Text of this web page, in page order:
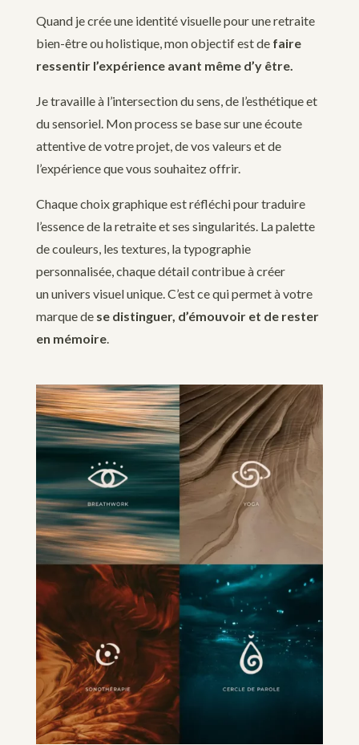
Quand je crée une identité visuelle pour une retraite
bien-être ou holistique, mon objectif est de faire
ressentir l’expérience avant même d’y être.
Je travaille à l’intersection du sens, de l’esthétique et
du sensoriel. Mon process se base sur une écoute
attentive de votre projet, de vos valeurs et de
l’expérience que vous souhaitez offrir.
Chaque choix graphique est réfléchi pour traduire
l’essence de la retraite et ses singularités. La palette
de couleurs, les textures, la typographie
personnalisée, chaque détail contribue à créer
un univers visuel unique. C’est ce qui permet à votre
marque de se distinguer, d’émouvoir et de rester
en mémoire.